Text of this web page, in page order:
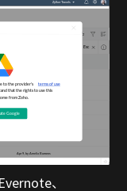
、